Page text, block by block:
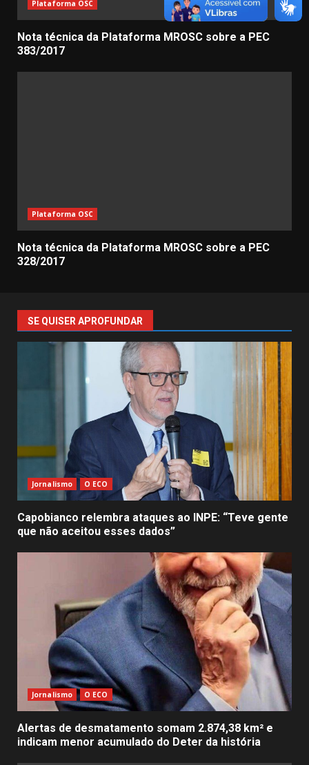
Plataforma OSC
Nota técnica da Plataforma MROSC sobre a PEC
383/2017
Plataforma OSC
Nota técnica da Plataforma MROSC sobre a PEC
328/2017
SE QUISER APROFUNDAR
Jornalismo O ECO
Capobianco relembra ataques ao INPE: “Teve gente
que não aceitou esses dados”
Jornalismo O ECO
Alertas de desmatamento somam 2.874,38 km² e
indicam menor acumulado do Deter da história